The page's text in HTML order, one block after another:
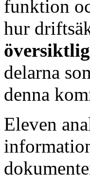
funktion
hur
delarna
denna
Eleven